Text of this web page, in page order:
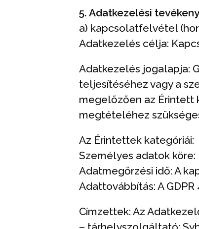
5. Adatkezelési
a) kapcsolatfelvétel
Adatkezelés célja:
Adatkezelés jogalapja:
teljesítéséhez vagy a
megelőzően az Érintett
megtételéhez
Az Érintettek
Személyes adatok
Adatmegőrzési idő: A
Adattovábbítás: A
Címzettek: Az